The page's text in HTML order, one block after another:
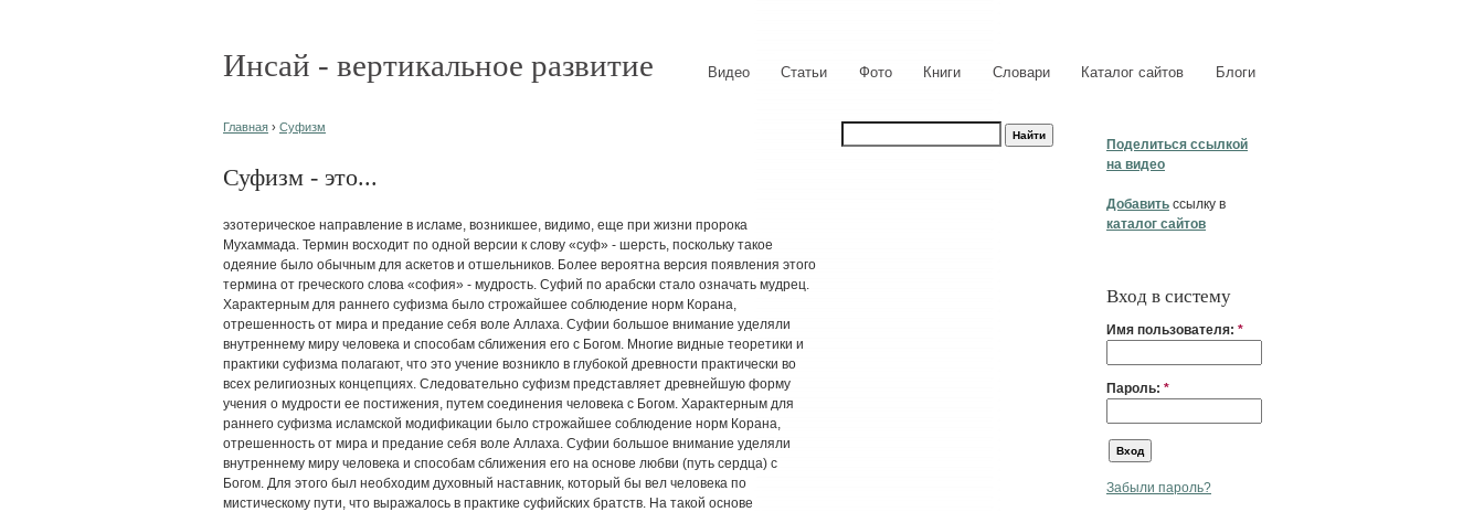
Инсай - вертикальное развитие Видео Статьи Фото Книги Словари Каталог сайтов Блоги
Поделиться ссылкой
на видео
Добавить ссылку в
каталог сайтов
Вход в систему
Имя пользователя: *
Пароль: *
Забыли пароль?
Главная › Суфизм
Суфизм - это...
эзотерическое направление в исламе, возникшее, видимо, еще при жизни пророка
Мухаммада. Термин восходит по одной версии к слову «суф» - шерсть, поскольку такое
одеяние было обычным для аскетов и отшельников. Более вероятна версия появления этого
термина от греческого слова «софия» - мудрость. Суфий по арабски стало означать мудрец.
Характерным для раннего суфизма было строжайшее соблюдение норм Корана,
отрешенность от мира и предание себя воле Аллаха. Суфии большое внимание уделяли
внутреннему миру человека и способам сближения его с Богом. Многие видные теоретики и
практики суфизма полагают, что это учение возникло в глубокой древности практически во
всех религиозных концепциях. Следовательно суфизм представляет древнейшую форму
учения о мудрости ее постижения, путем соединения человека с Богом. Характерным для
раннего суфизма исламской модификации было строжайшее соблюдение норм Корана,
отрешенность от мира и предание себя воле Аллаха. Суфии большое внимание уделяли
внутреннему миру человека и способам сближения его на основе любви (путь сердца) с
Богом. Для этого был необходим духовный наставник, который бы вел человека по
мистическому пути, что выражалось в практике суфийских братств. На такой основе